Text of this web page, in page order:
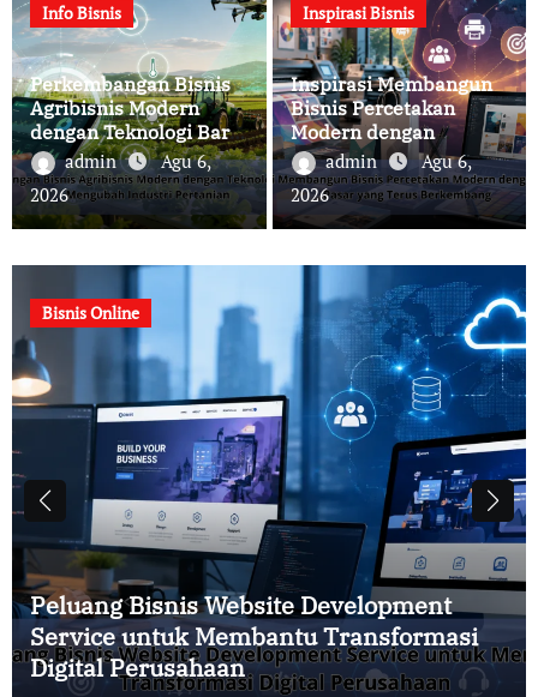
Info Bisnis
Perkembangan Bisnis
Agribisnis Modern
dengan Teknologi Baru
yang Mengubah
Industri Pertanian
admin
Agu 6,
2026
Inspirasi Bisnis
Inspirasi Membangun
Bisnis Percetakan
Modern dengan
Peluang Pasar yang
Terus Berkembang
admin
Agu 6,
2026
Bisnis Online
Peluang Bisnis Website Development
Service untuk Membantu Transformasi
Digital Perusahaan